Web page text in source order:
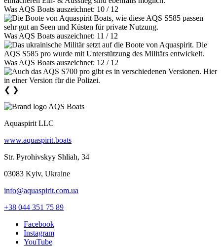
Was AQS Boats auszeichnet: 10 / 12
Was AQS Boats auszeichnet: 11 / 12
Was AQS Boats auszeichnet: 12 / 12
❮ ❯
Aquaspirit LLC
www.aquaspirit.boats
Str. Pyrohivskyy Shliah, 34
03083 Kyiv, Ukraine
info@aquaspirit.com.ua
+38 044 351 75 89
Facebook
Instagram
YouTube